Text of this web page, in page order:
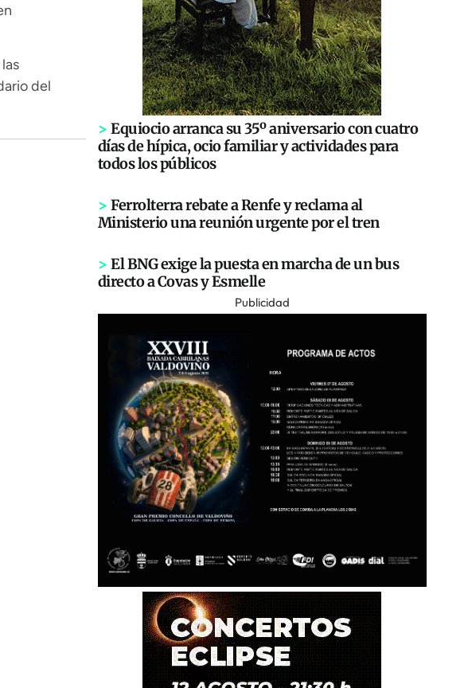
del
> Equiocio arranca su 35º aniversario con cuatro
días de hípica, ocio familiar y actividades para
todos los públicos
> Ferrolterra rebate a Renfe y reclama al
Ministerio una reunión urgente por el tren
> El BNG exige la puesta en marcha de un bus
directo a Covas y Esmelle
Publicidad